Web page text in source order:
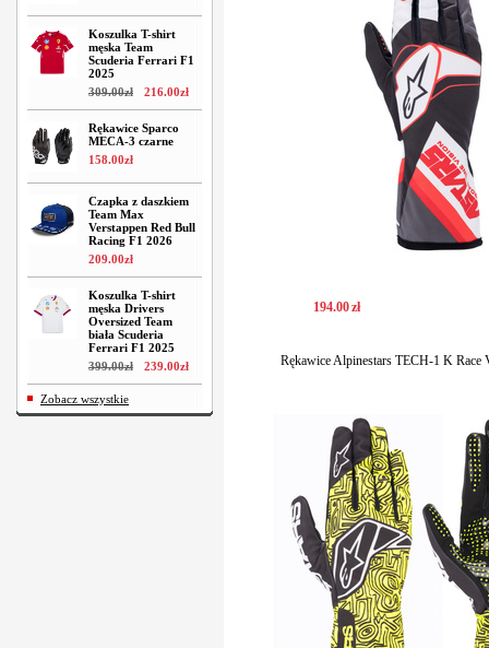
Koszulka T-shirt
męska Team
Scuderia Ferrari F1
2025
309.00zł 216.00zł
Rękawice Sparco
MECA-3 czarne
158.00zł
Czapka z daszkiem
Team Max
Verstappen Red Bull
Racing F1 2026
209.00zł
Koszulka T-shirt
męska Drivers
Oversized Team
biała Scuderia
Ferrari F1 2025
399.00zł 239.00zł
Zobacz wszystkie
194.00zł
Rękawice Alpinestars TECH-1 K Race